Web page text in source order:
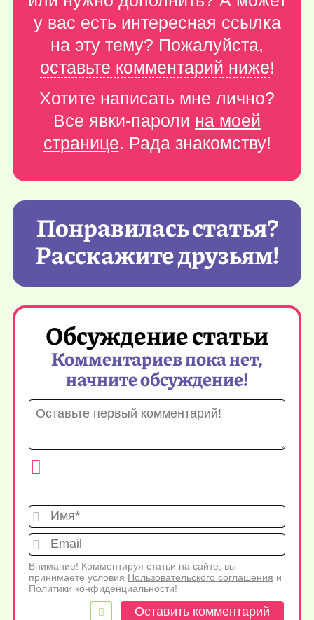
у вас есть интересная ссылка
на эту тему? Пожалуйста,
оставьте комментарий ниже!
Хотите написать мне лично?
Все явки-пароли на моей
странице. Рада знакомству!
Понравилась статья?
Расскажите друзьям!
Обсуждение статьи
Комментариев пока нет,
начните обсуждение!
Имя*
Внимание! Комментируя статьи на сайте, вы
принимаете условия Пользовательского соглашения и
Политики конфиденциальности!